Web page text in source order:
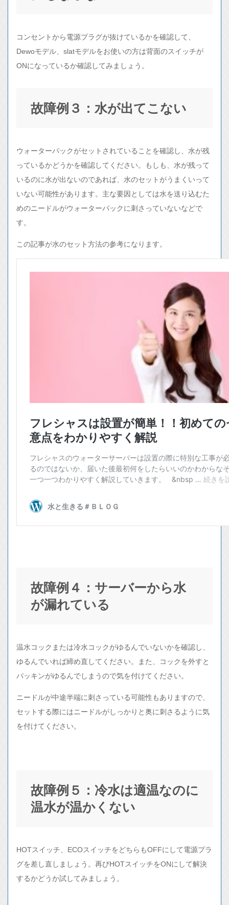
コンセントから電源プラグが抜けているかを確認して、
Dewoモデル、slatモデルをお使いの方は背面のスイッチが
ONになっているか確認してみましょう。
故障例３：水が出てこない
ウォーターパックがセットされていることを確認し、水が残
っているかどうかを確認してください。もしも、水が残って
いるのに水が出ないのであれば、水のセットがうまくいって
いない可能性があります。主な要因としては水を送り込むた
めのニードルがウォーターパックに刺さっていないなどで
す。
この記事が水のセット方法の参考になります。
故障例４：サーバーから水
が漏れている
温水コックまたは冷水コックがゆるんでいないかを確認し、
ゆるんでいれば締め直してください。また、コックを外すと
パッキンがゆるんでしまうので気を付けてください。
ニードルが中途半端に刺さっている可能性もありますので、
セットする際にはニードルがしっかりと奥に刺さるように気
を付けてください。
故障例５：冷水は適温なのに
温水が温かくない
HOTスイッチ、ECOスイッチをどちらもOFFにして電源プラ
グを差し直しましょう。再びHOTスイッチをONにして解決
するかどうか試してみましょう。